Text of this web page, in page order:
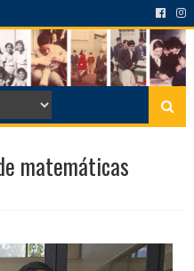
matemáticas